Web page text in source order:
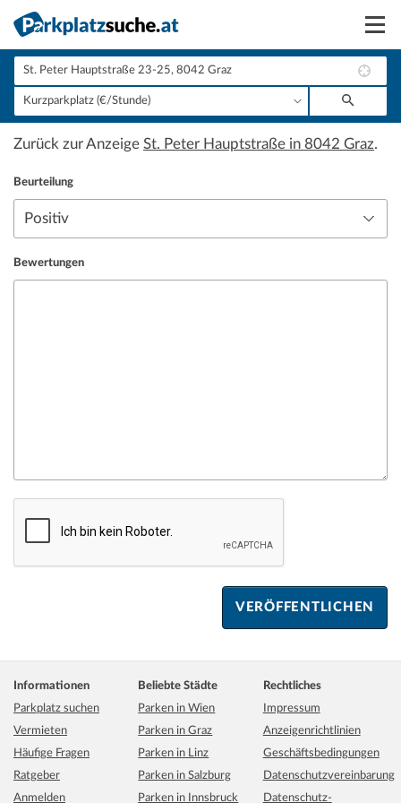
Suchen
Vermieten
Anmelden
Zurück zur Anzeige St. Peter Hauptstraße in 8042 Graz.
Beurteilung
Bewertungen
Informationen
Parkplatz suchen
Vermieten
Häufige Fragen
Ratgeber
Anmelden
Beliebte Städte
Parken in Wien
Parken in Graz
Parken in Linz
Parken in Salzburg
Parken in Innsbruck
Rechtliches
Impressum
Anzeigenrichtlinien
Geschäftsbedingungen
Datenschutzvereinbarung
Datenschutz-